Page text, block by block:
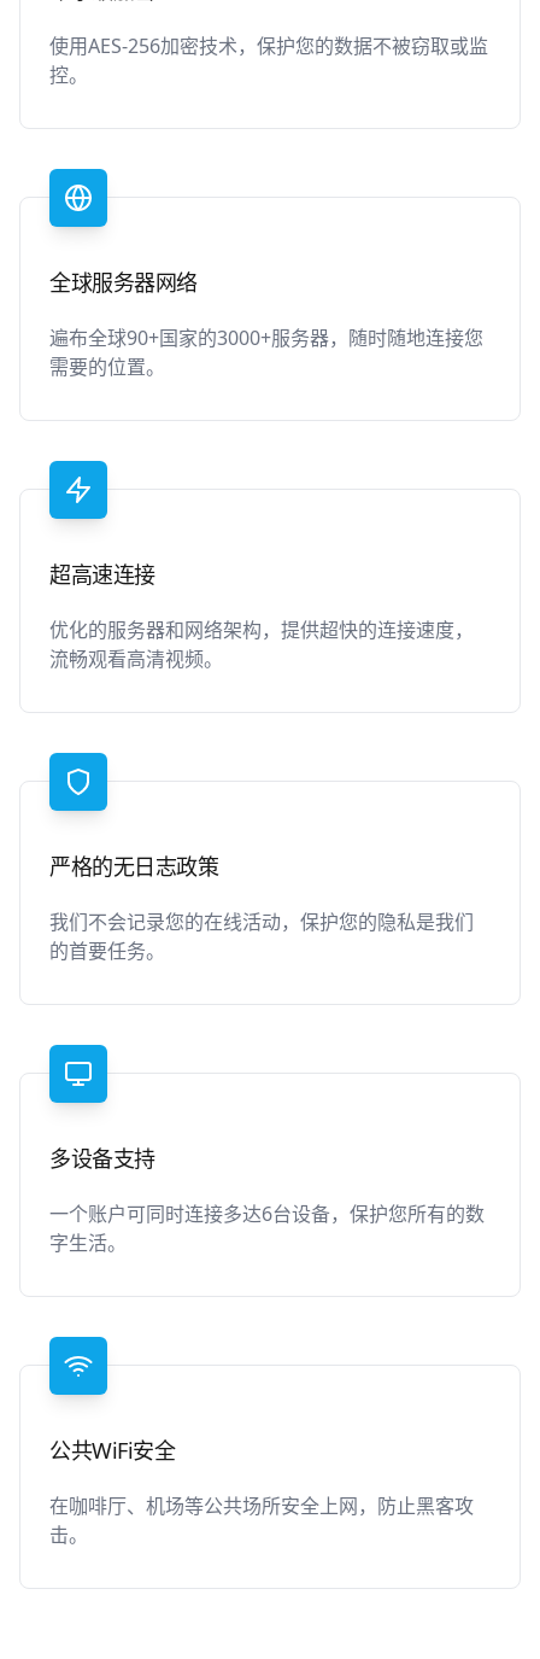
使用AES-256加密技术，保护您的数据不被窃取或监
控。
全球服务器网络
遍布全球90+国家的3000+服务器，随时随地连接您
需要的位置。
超高速连接
优化的服务器和网络架构，提供超快的连接速度，
流畅观看高清视频。
严格的无日志政策
我们不会记录您的在线活动，保护您的隐私是我们
的首要任务。
多设备支持
一个账户可同时连接多达6台设备，保护您所有的数
字生活。
公共WiFi安全
在咖啡厅、机场等公共场所安全上网，防止黑客攻
击。